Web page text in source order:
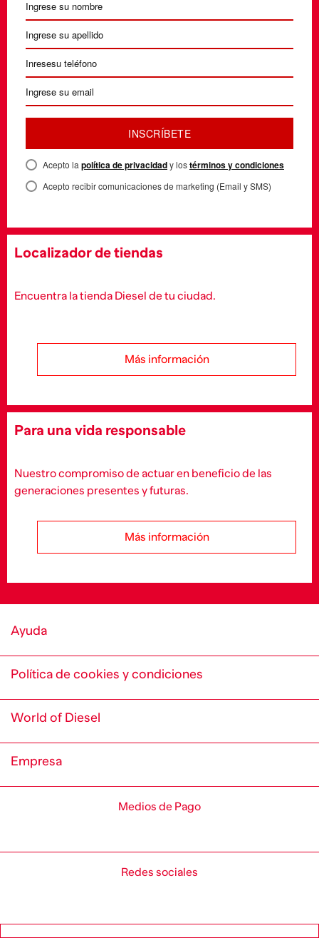
INSCRÍBETE
Acepto la política de privacidady lostérminos y condiciones
Acepto recibir comunicaciones de marketing (Email y SMS)
Localizador de tiendas
Encuentra la tienda Diesel de tu ciudad.
Más información
Para una vida responsable
Nuestro compromiso de actuar en beneficio de las
generaciones presentes y futuras.
Más información
Ayuda
Política de cookies y condiciones
World of Diesel
Empresa
Medios de Pago
Redes sociales